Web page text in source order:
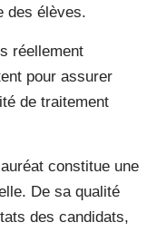
des élèves.
réellement
pour assurer
de traitement
constitue une
De sa qualité
des candidats,